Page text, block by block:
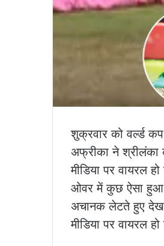
शुक्रवार को वर्ल्ड
अफ्रीका ने श्रीलंका
मीडिया पर वायरल
ओवर में कुछ ऐसा हुआ
अचानक लेटते हुए देख
मीडिया पर वायरल